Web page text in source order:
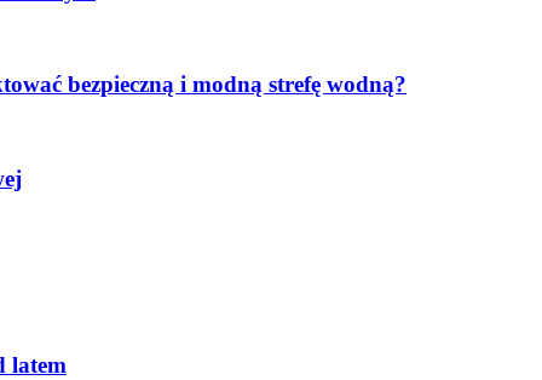
bezpieczną i modną strefę wodną?
latem